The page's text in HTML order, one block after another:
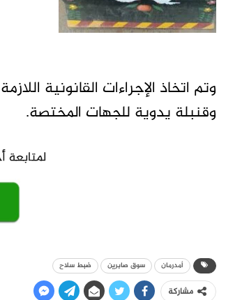
وقنبلة يدوية للجهات المختصة.
أمدرمان سوق صابرين ضبط سلاح
مشاركة